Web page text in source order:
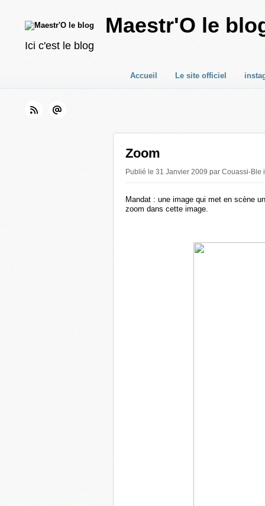
Maestr'O le
Ici c'est le blog
Accueil Le site officiel
Zoom
Publié le 31 Janvier 2009 par Couassi-Ble
Mandat : une image qui met en scène
zoom dans cette image.